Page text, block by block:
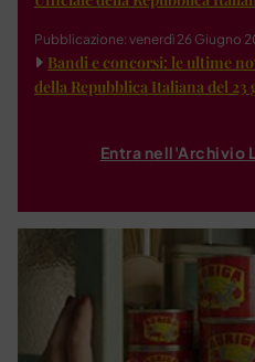
Pubblicazione: venerdì 26 Giugno
Bandi e concorsi: le ultime
della Repubblica Italiana del 23
Entra nell'Archivio